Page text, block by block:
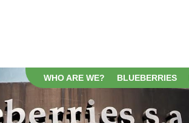
WHO ARE WE? BLUEBERRIES